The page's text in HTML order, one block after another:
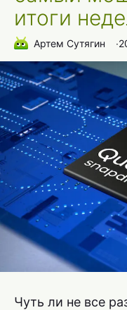
итоги
Артем Сутягин ∙
Чуть ли не все